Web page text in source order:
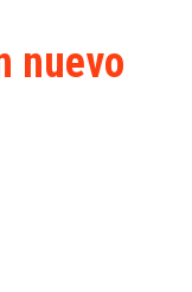
nuevo